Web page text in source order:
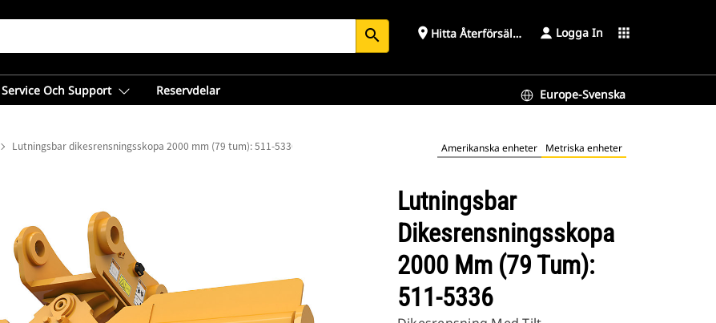
search place Hitta Återförsäljare Logga In apps
Service Och Support Reservdelar Europe-Svenska
Lutningsbar dikesrensningsskopa 2000 mm (79 tum): 511-5336 Amerikanska enheter Metriska enheter
Lutningsbar
Dikesrensningsskopa
2000 Mm (79 Tum):
511-5336